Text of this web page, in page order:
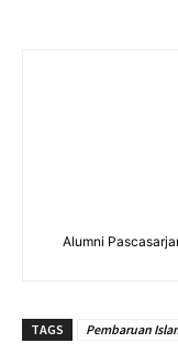
Alumni
TAGS Pembaruan